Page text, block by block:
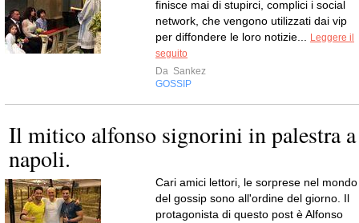
finisce mai di stupirci, complici i social
network, che vengono utilizzati dai vip
per diffondere le loro notizie...
Leggere il
seguito
Da Sankez
GOSSIP
Il mitico alfonso signorini in palestra a
napoli.
Cari amici lettori, le sorprese nel mondo
del gossip sono all'ordine del giorno. Il
protagonista di questo post è Alfonso